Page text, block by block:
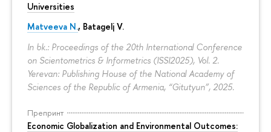
Universities
Matveeva N., Batagelj V.
In bk.: Proceedings of the 20th International Conference
on Scientometrics & Informetrics (ISSI2025), Vol. 2.
Yerevan: Publishing House of the National Academy of
Sciences of the Republic of Armenia, “Gitutyun”, 2025.
Препринт
Economic Globalization and Environmental Outcomes: